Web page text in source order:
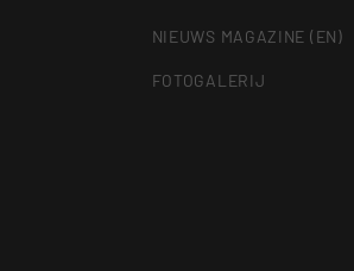
NIEUWS MAGAZINE (EN)
FOTOGALERIJ